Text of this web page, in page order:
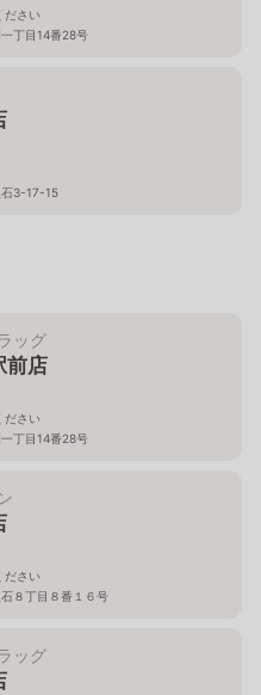
ださい
丁目14番28号
石3-17-15
ッグ
前店
ださい
丁目14番28号
ださい
８丁目８番１６号
ッグ